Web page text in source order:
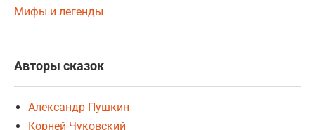
Мифы и легенды
Авторы сказок
Александр Пушкин
Корней Чуковский